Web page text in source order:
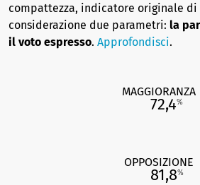
compattezza, indicatore originale
considerazione due parametri: la
il voto espresso. Approfondisci.
MAGGIORANZA
72,4%
OPPOSIZIONE
81,8%